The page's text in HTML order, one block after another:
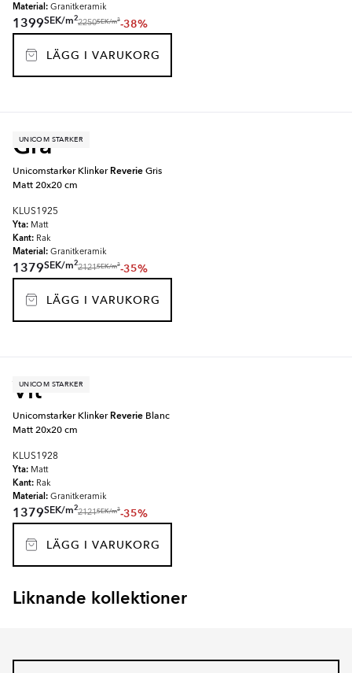
Material: Granitkeramik
1399SEK/m2
2250SEK/m2-38%
LÄGG I VARUKORG
Grå
UNICOM STARKER
Unicomstarker KlinkerReverieGris
Matt 20x20 cm
KLUS1925
Yta: Matt
Kant: Rak
Material: Granitkeramik
1379SEK/m2
2121SEK/m2-35%
LÄGG I VARUKORG
Vit
UNICOM STARKER
Unicomstarker KlinkerReverie Blanc
Matt 20x20 cm
KLUS1928
Yta: Matt
Kant: Rak
Material: Granitkeramik
1379SEK/m2
2121SEK/m2-35%
LÄGG I VARUKORG
Liknande kollektioner
CARINO